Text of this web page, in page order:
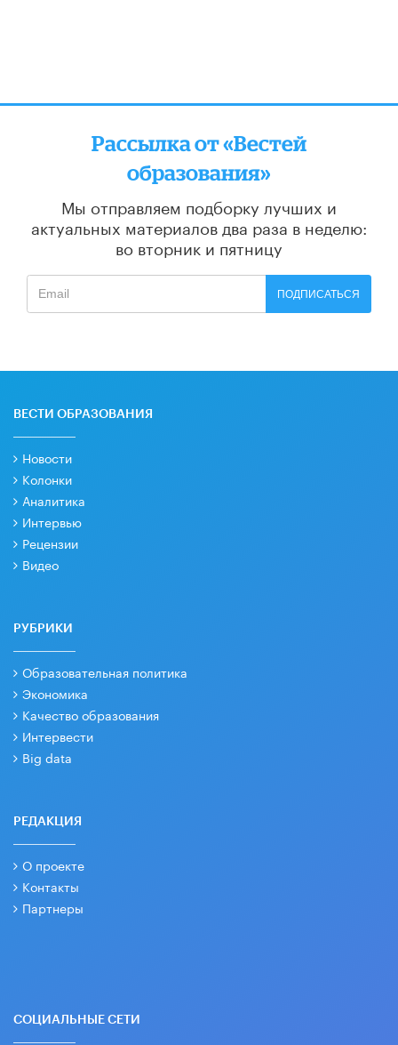
Рассылка от «Вестей
образования»
Мы отправляем подборку лучших и
актуальных материалов два раза в неделю:
во вторник и пятницу
ПОДПИСАТЬСЯ
ВЕСТИ ОБРАЗОВАНИЯ
Новости
Колонки
Аналитика
Интервью
Рецензии
Видео
РУБРИКИ
Образовательная политика
Экономика
Качество образования
Интервести
Big data
РЕДАКЦИЯ
О проекте
Контакты
Партнеры
СОЦИАЛЬНЫЕ СЕТИ